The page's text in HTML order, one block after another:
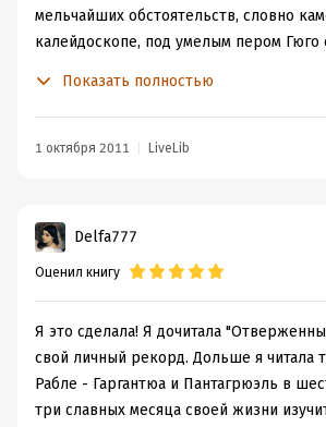
мельчайших обстоятельств, словно
калейдоскопе, под умелым пером Гюго
В «Отверженных» в полной мере
Гюго-политолога… Скупые
перемежаются с собственной
такие моменты повествование
самого. Гюго, стараясь быть
не гнушается ни описаний парижской
употребления языка нищеты – арго. Он
до самой сути вещей, не обращая
Показать полностью
1 октября 2011 LiveLib
Delfa777
Оценил книгу
Я это сделала! Я дочитала
свой личный рекорд. Дольше я читала
Рабле - Гаргантюа и Пантагрюэль в
три славных месяца своей жизни